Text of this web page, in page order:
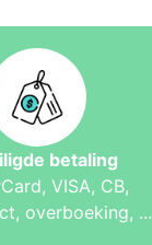
betaling
VISA, CB,
overboeking, ...